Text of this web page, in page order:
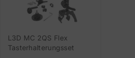
L3D MC 2QS Flex
Tasterhalterungsset